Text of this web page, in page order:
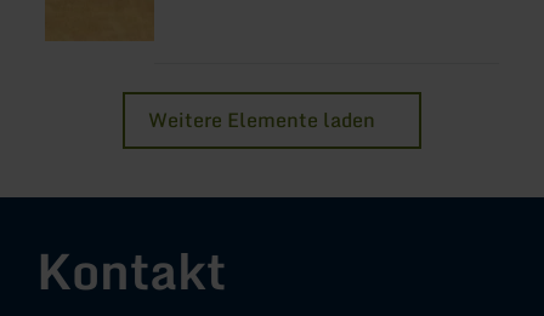
Weitere Elemente laden
Kontakt